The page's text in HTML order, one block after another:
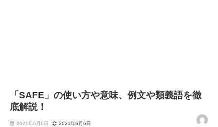
「SAFE」の使い方や意味、例文や類義語を徹
底解説！
2021年6月6日 2021年6月6日